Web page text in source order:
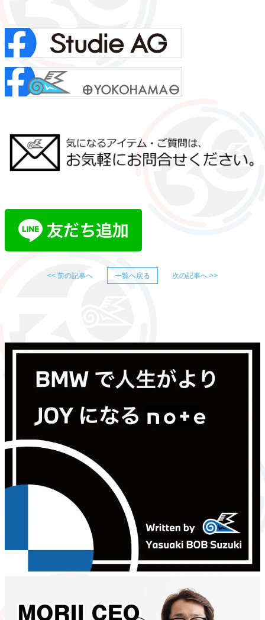
<< 前の記事へ 一覧へ戻る 次の記事へ >>